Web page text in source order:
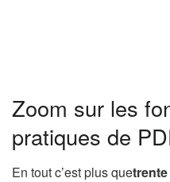
Zoom sur les
pratiques de
En tout c’est plus que